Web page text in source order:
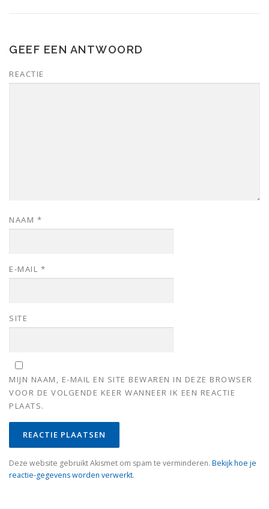
GEEF EEN ANTWOORD
REACTIE
NAAM *
E-MAIL *
SITE
MIJN NAAM, E-MAIL EN SITE BEWAREN IN DEZE BROWSER
VOOR DE VOLGENDE KEER WANNEER IK EEN REACTIE
PLAATS.
Deze website gebruikt Akismet om spam te verminderen. Bekijk hoe je
reactie-gegevens worden verwerkt.